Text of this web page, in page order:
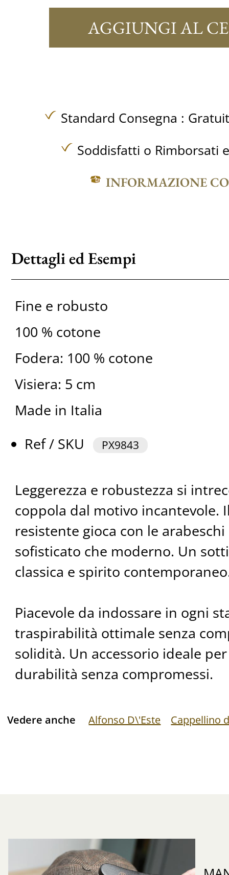
AGGIUNGI AL
Standard Consegna :
Soddisfatti o Rimborsati
INFORMAZIONE
Dettagli ed Esempi
Fine e robusto
100 % cotone
Fodera: 100 % cotone
Visiera: 5 cm
Made in Italia
Ref / SKU
PX9843
Leggerezza e robustezza si
coppola dal motivo incantevole.
resistente gioca con le
sofisticato che moderno. Un
classica e spirito
Piacevole da indossare in ogni
traspirabilità ottimale senza
solidità. Un accessorio ideale
durabilità senza compromessi.
Vedere anche Alfonso D\'Este Cappellino